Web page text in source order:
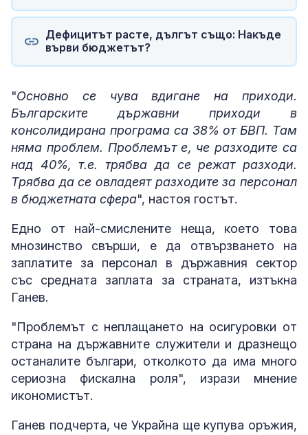
Дефицитът расте, дългът също: Накъде
върви бюджетът?
"Основно се чува вдигане на приходи.
Българските държавни приходи в
консолидирана програма са 38% от БВП. Там
няма проблем. Проблемът е, че разходите са
над 40%, т.е. трябва да се режат разходи.
Трябва да се овладеят разходите за персонал
в бюджетната сфера", настоя гостът.
Едно от най-смислените неща, което това
мнозинство свърши, е да отвързването на
заплатите за персонал в държавния сектор
със средната заплата за страната, изтъкна
Ганев.
"Проблемът с неплащането на осигуровки от
страна на държавните служители и дразнещо
останалите българи, отколкото да има много
сериозна фискална роля", изрази мнение
икономистът.
Ганев подчерта, че Украйна ще купува оръжия,